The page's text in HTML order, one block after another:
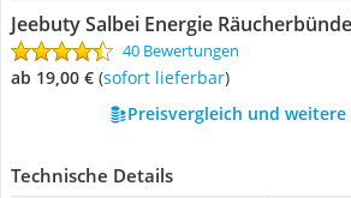
Jeebuty Salbei Energie
40 Bewertungen
ab 19,00 € ( Sofort lieferbar)
Preisvergleich und weitere
Technische Details